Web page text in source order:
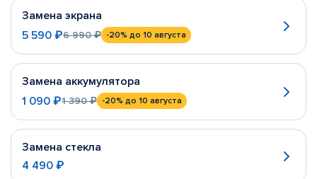
Замена экрана
5 590 ₽6 990 ₽ -20% до 10 августа
Замена аккумулятора
1 090 ₽1 390 ₽ -20% до 10 августа
Замена стекла
4 490 ₽